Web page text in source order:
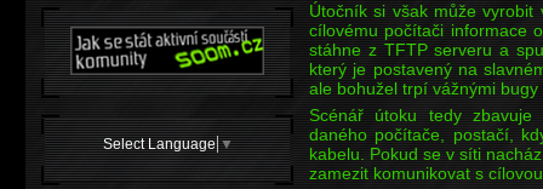
Útočník si však může
cílovému počítači informace
stáhne z TFTP serveru a
který je postavený na
ale bohužel trpí vážnými
Scénář útoku tedy
daného počítače, postačí,
kabelu. Pokud se v síti
zamezit komunikovat s
Select Language ▼